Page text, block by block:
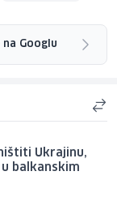
Googlu
Ukrajinu,
balkanskim